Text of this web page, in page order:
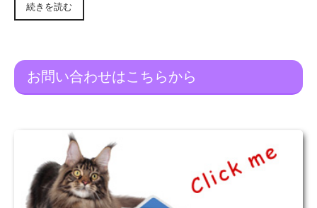
続きを読む
お問い合わせはこちらから